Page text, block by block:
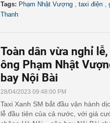
Tags: Phạm Nhật Vượng taxi điện
Thanh
Toàn dân vừa nghỉ
ông Phạm Nhật
bay Nội Bài
28/04/2023 09:48:00 PM
Taxi Xanh SM bắt đầu vận hành
lễ đầu tiên của cả nước, với giá